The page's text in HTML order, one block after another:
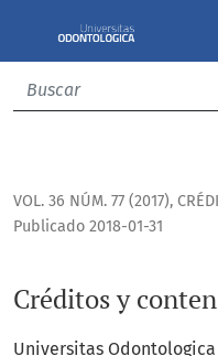
VOL. 36 NÚM. 77 (2017),
Créditos y
Publicado 2018-01-31
Universitas Odontologica